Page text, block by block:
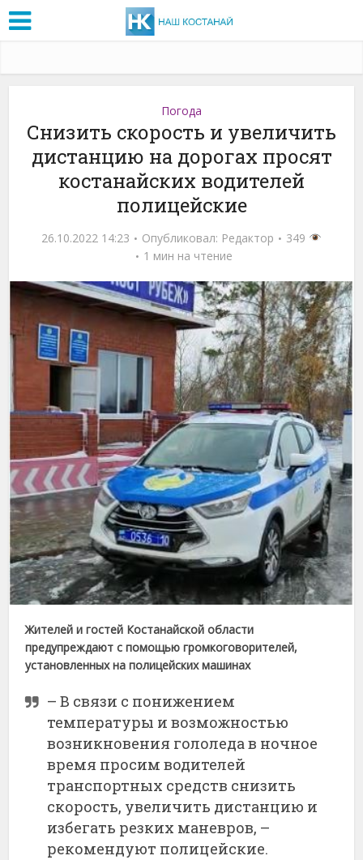
Погода
Снизить скорость и увеличить
дистанцию на дорогах просят
костанайских водителей
полицейские
26.10.2022 14:23 Опубликовал: Редактор
349
1 мин на чтение
Жителей и гостей Костанайской области
предупреждают с помощью громкоговорителей,
установленных на полицейских машинах
– В связи с понижением
температуры и возможностью
возникновения гололеда в ночное
время просим водителей
транспортных средств снизить
скорость, увеличить дистанцию и
избегать резких маневров, –
рекомендуют полицейские.